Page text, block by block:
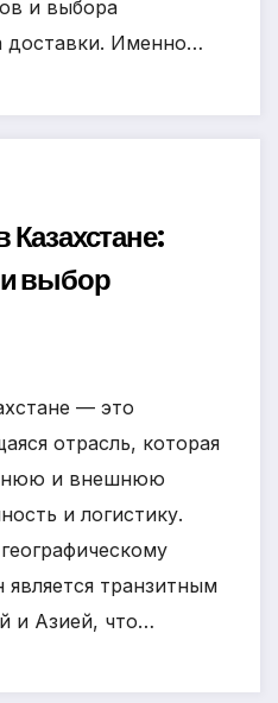
и выбора
доставки. Именно…
Казахстане:
выбор
— это
отрасль, которая
и внешнюю
и логистику.
транзитным
и Азией, что…